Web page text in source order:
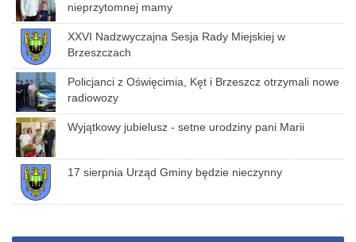
nieprzytomnej mamy
XXVI Nadzwyczajna Sesja Rady Miejskiej w
Brzeszczach
Policjanci z Oświęcimia, Kęt i Brzeszcz otrzymali nowe
radiowozy
Wyjątkowy jubielusz - setne urodziny pani Marii
17 sierpnia Urząd Gminy będzie nieczynny